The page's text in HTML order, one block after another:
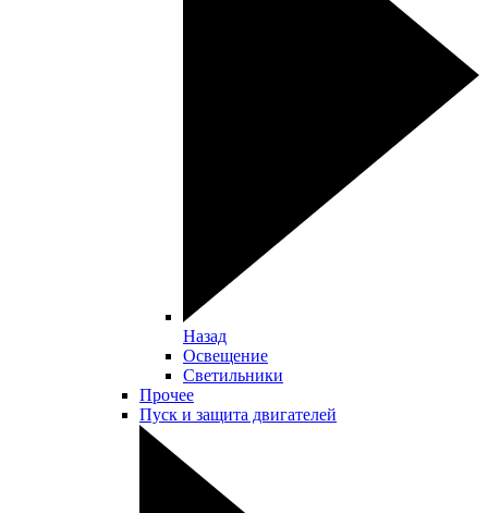
Назад
Освещение
Светильники
Прочее
Пуск и защита двигателей